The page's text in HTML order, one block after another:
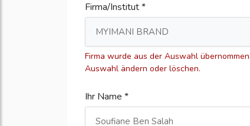
Firma/Institut *
Firma wurde aus der Auswahl
Auswahl ändern oder löschen.
Ihr Name *